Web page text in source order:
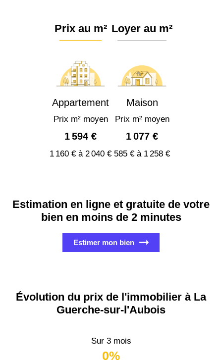
Prix au m²
Appartement
Prix m² moyen
1 594 €
1 160 € à 2 040 €
Loyer au m²
Maison
Prix m² moyen
1 077 €
585 € à 1 258 €
Estimation en ligne et gratuite de votre
bien en moins de 2 minutes
Estimer mon bien
Évolution du prix de l'immobilier à La
Guerche-sur-l'Aubois
Sur 3 mois
0%